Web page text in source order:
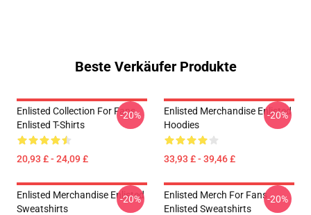
Beste Verkäufer Produkte
Enlisted Collection For Fans
Enlisted T-Shirts
20,93 £ - 24,09 £
-20%
Enlisted Merchandise Enlisted
Hoodies
33,93 £ - 39,46 £
-20%
Enlisted Merchandise Enlisted
Sweatshirts
-20%
Enlisted Merch For Fans
Enlisted Sweatshirts
-20%